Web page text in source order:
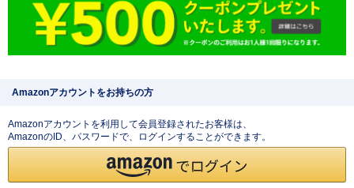
Amazonアカウントをお持ちの方
Amazonアカウントを利用して会員登録されたお客様は、
AmazonのID、パスワードで、ログインすることができます。